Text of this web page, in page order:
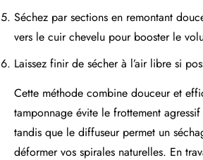
Séchez par sections en remontant
vers le cuir chevelu pour booster le
Laissez finir de sécher à l’air libre si
Cette méthode combine douceur et
tamponnage évite le frottement
tandis que le diffuseur permet un
déformer vos spirales naturelles. En